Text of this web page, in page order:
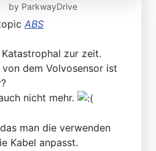
by ParkwayDrive
ABS
zur zeit.
dem Volvosensor ist
nicht mehr.
man die verwenden
Kabel anpasst.